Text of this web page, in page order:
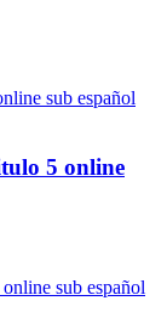
5 online